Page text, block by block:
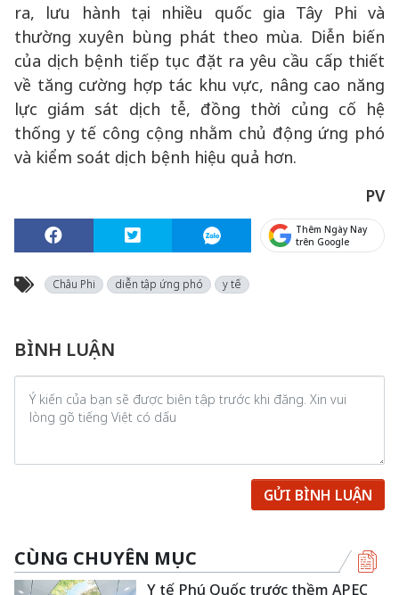
ra, lưu hành tại nhiều quốc gia Tây Phi và
thường xuyên bùng phát theo mùa. Diễn biến
của dịch bệnh tiếp tục đặt ra yêu cầu cấp thiết
về tăng cường hợp tác khu vực, nâng cao năng
lực giám sát dịch tễ, đồng thời củng cố hệ
thống y tế công cộng nhằm chủ động ứng phó
và kiểm soát dịch bệnh hiệu quả hơn.
PV
Thêm Ngày Nay
trên Google
Châu Phi diễn tập ứng phó y tế
BÌNH LUẬN
GỬI BÌNH LUẬN
CÙNG CHUYÊN MỤC
Y tế Phú Quốc trước thềm APEC